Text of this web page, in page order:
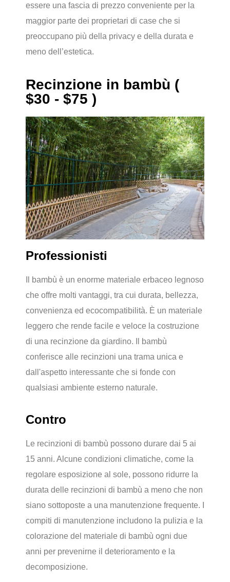
essere una fascia di prezzo conveniente per la
maggior parte dei proprietari di case che si
preoccupano più della privacy e della durata e
meno dell’estetica.
Recinzione in bambù (
$30 - $75 )
Professionisti
Il bambù è un enorme materiale erbaceo legnoso
che offre molti vantaggi, tra cui durata, bellezza,
convenienza ed ecocompatibilità. È un materiale
leggero che rende facile e veloce la costruzione
di una recinzione da giardino. Il bambù
conferisce alle recinzioni una trama unica e
dall'aspetto interessante che si fonde con
qualsiasi ambiente esterno naturale.
Contro
Le recinzioni di bambù possono durare dai 5 ai
15 anni. Alcune condizioni climatiche, come la
regolare esposizione al sole, possono ridurre la
durata delle recinzioni di bambù a meno che non
siano sottoposte a una manutenzione frequente. I
compiti di manutenzione includono la pulizia e la
colorazione del materiale di bambù ogni due
anni per prevenirne il deterioramento e la
decomposizione.